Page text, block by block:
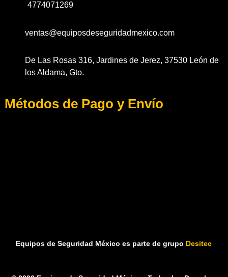
4774071269
ventas@equiposdeseguridadmexico.com
De Las Rosas 316, Jardines de Jerez, 37530 León de
los Aldama, Gto.
Métodos de Pago y Envío
Equipos de Seguridad México es parte de grupo Desitec